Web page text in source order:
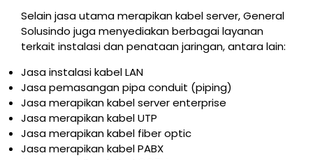
Selain jasa utama merapikan kabel server, General
Solusindo juga menyediakan berbagai layanan
terkait instalasi dan penataan jaringan, antara lain:
Jasa instalasi kabel LAN
Jasa pemasangan pipa conduit (piping)
Jasa merapikan kabel server enterprise
Jasa merapikan kabel UTP
Jasa merapikan kabel fiber optic
Jasa merapikan kabel PABX